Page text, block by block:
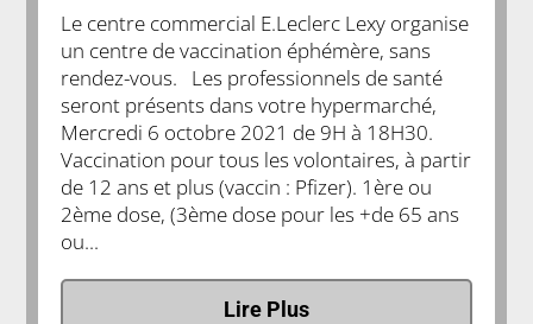
Le centre commercial E.Leclerc Lexy organise
un centre de vaccination éphémère, sans
rendez-vous. Les professionnels de santé
seront présents dans votre hypermarché,
Mercredi 6 octobre 2021 de 9H à 18H30.
Vaccination pour tous les volontaires, à partir
de 12 ans et plus (vaccin : Pfizer). 1ère ou
2ème dose, (3ème dose pour les +de 65 ans
ou...
Lire Plus